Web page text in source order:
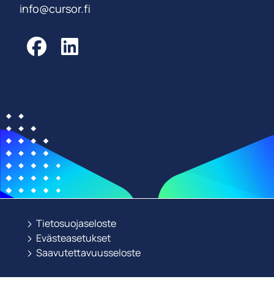
info@cursor.fi
Facebook
Tietosuojaseloste
Evästeasetukset
Saavutettavuusseloste